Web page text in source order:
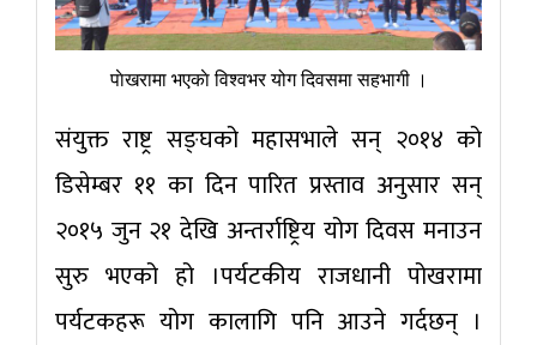
पाेखरामा भएकाे विश्वभर योग दिवसमा सहभागी ।
संयुक्त राष्ट्र सङ्घको महासभाले सन् २०१४ को
डिसेम्बर ११ का दिन पारित प्रस्ताव अनुसार सन्
२०१५ जुन २१ देखि अन्तर्राष्ट्रिय योग दिवस मनाउन
सुरु भएको हो ।पर्यटकीय राजधानी पोखरामा
पर्यटकहरू योग कालागि पनि आउने गर्दछन् ।